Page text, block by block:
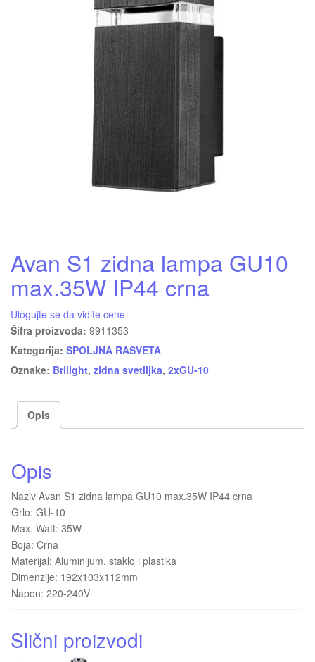
Avan S1 zidna lampa GU10
max.35W IP44 crna
Ulogujte se da vidite cene
Šifra proizvoda: 9911353
Kategorija: SPOLJNA RASVETA
Oznake: Brilight, zidna svetiljka, 2xGU-10
Opis
Opis
Naziv Avan S1 zidna lampa GU10 max.35W IP44 crna
Grlo: GU-10
Max. Watt: 35W
Boja: Crna
Materijal: Aluminijum, staklo i plastika
Dimenzije: 192x103x112mm
Napon: 220-240V
Slični proizvodi